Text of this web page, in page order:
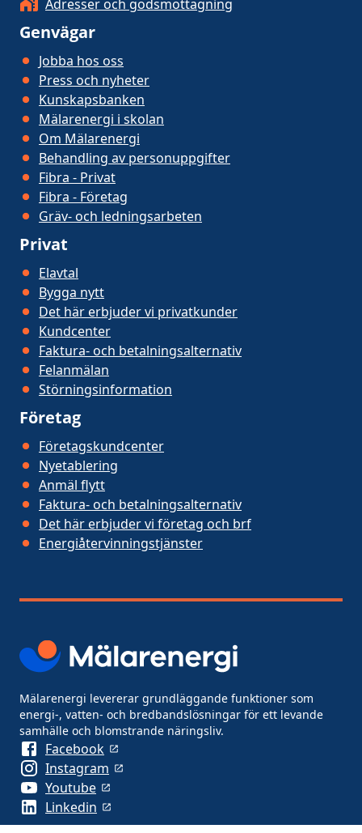
Adresser och godsmottagning
Genvägar
Jobba hos oss
Press och nyheter
Kunskapsbanken
Mälarenergi i skolan
Om Mälarenergi
Behandling av personuppgifter
Fibra - Privat
Fibra - Företag
Gräv- och ledningsarbeten
Privat
Elavtal
Bygga nytt
Det här erbjuder vi privatkunder
Kundcenter
Faktura- och betalningsalternativ
Felanmälan
Störningsinformation
Företag
Företagskundcenter
Nyetablering
Anmäl flytt
Faktura- och betalningsalternativ
Det här erbjuder vi företag och brf
Energiåtervinningstjänster
Mälarenergi levererar grundläggande funktioner som
energi-, vatten- och bredbandslösningar för ett levande
samhälle och blomstrande näringsliv.
Facebook
Instagram
Youtube
Linkedin